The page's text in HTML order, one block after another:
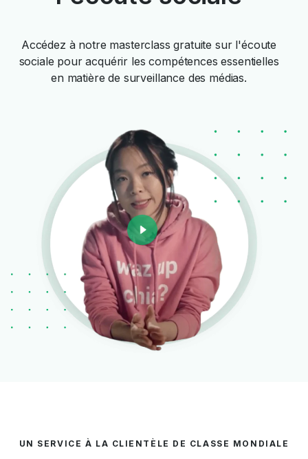
Accédez à notre masterclass gratuite sur l'écoute
sociale pour acquérir les compétences essentielles
en matière de surveillance des médias.
UN SERVICE À LA CLIENTÈLE DE CLASSE MONDIALE